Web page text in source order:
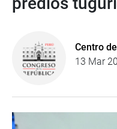
Centro
13 Mar